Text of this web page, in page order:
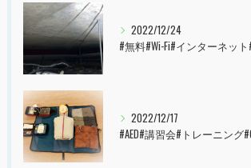
2022/12/24
2022/12/17